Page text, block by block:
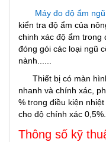
Máy đo độ ẩm
kiển tra độ ẩm của
chinh xác độ ẩm trong
đóng gói các loại ngũ
nành......
Thiết bị có màn
nhanh và chính xác,
% trong điều kiện
cho độ chính xác 0,5%.
Thông số kỹ